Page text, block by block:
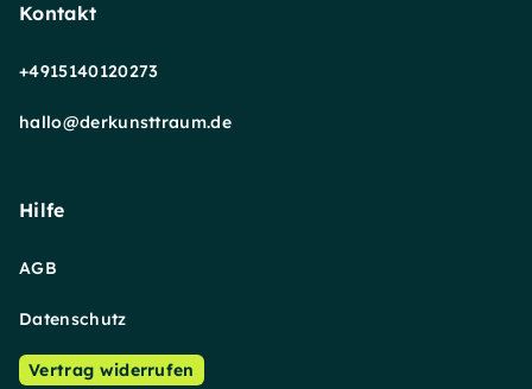
Kontakt
+4915140120273
hallo@derkunsttraum.de
Hilfe
AGB
Datenschutz
Vertrag widerrufen